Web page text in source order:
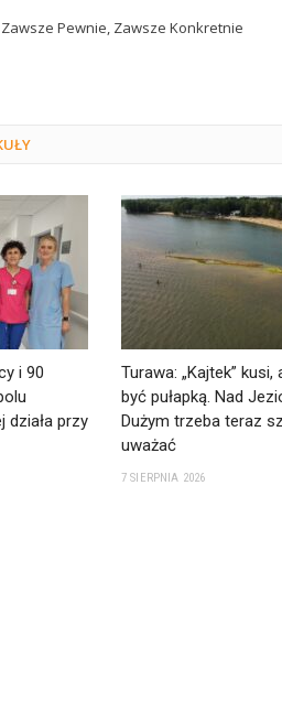
Zawsze Pewnie, Zawsze Konkretnie
i 90
działa przy
Turawa: „Kajtek” kusi,
być pułapką. Nad
Dużym trzeba teraz
uważać
7 SIERPNIA 2026